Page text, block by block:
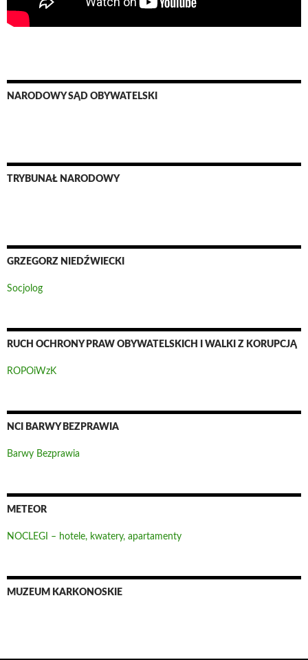
NARODOWY SĄD OBYWATELSKI
TRYBUNAŁ NARODOWY
GRZEGORZ NIEDŹWIECKI
Socjolog
RUCH OCHRONY PRAW OBYWATELSKICH I WALKI Z KORUPCJĄ
ROPOiWzK
NCI BARWY BEZPRAWIA
Barwy Bezprawia
METEOR
NOCLEGI – hotele, kwatery, apartamenty
MUZEUM KARKONOSKIE